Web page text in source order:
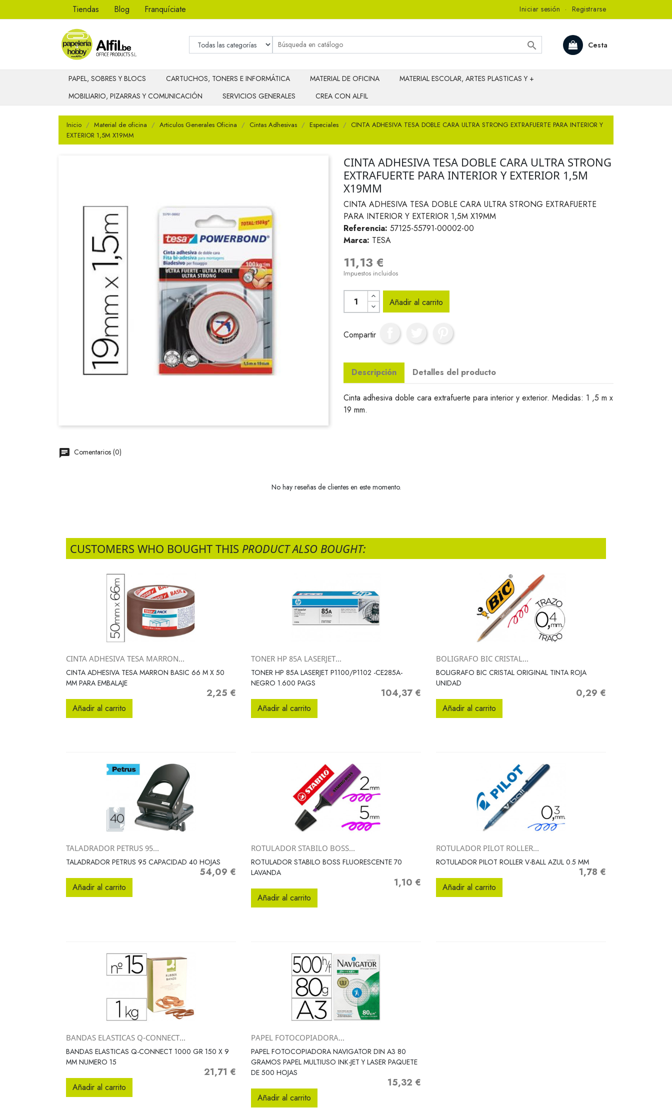
Tiendas Blog Franquíciate Iniciar sesión · Registrarse
Cesta

PAPEL, SOBRES Y BLOCS CARTUCHOS, TONERS E INFORMÁTICA MATERIAL DE OFICINA
MATERIAL ESCOLAR, ARTES PLASTICAS Y +
MOBILIARIO, PIZARRAS Y COMUNICACIÓN
SERVICIOS GENERALES CREA CON ALFIL
Inicio Material de oficina Articulos Generales Oficina Cintas Adhesivas Especiales
CINTA ADHESIVA TESA DOBLE CARA ULTRA STRONG EXTRAFUERTE PARA INTERIOR Y
EXTERIOR 1,5M X19MM
CINTA ADHESIVA TESA DOBLE CARA ULTRA STRONG
EXTRAFUERTE PARA INTERIOR Y EXTERIOR 1,5M
X19MM
CINTA ADHESIVA TESA DOBLE CARA ULTRA STRONG EXTRAFUERTE
PARA INTERIOR Y EXTERIOR 1,5M X19MM
Referencia: 57125-55791-00002-00
Marca: TESA
11,13 €
Impuestos incluidos
Añadir al carrito
Compartir
Descripción Detalles del producto
Cinta adhesiva doble cara extrafuerte para interior y exterior. Medidas: 1 ,5 m x
19 mm.
Comentarios (0)
No hay reseñas de clientes en este momento.
CUSTOMERS WHO BOUGHT THIS PRODUCT ALSO BOUGHT:
 Vista rápida
CINTA ADHESIVA TESA MARRON...
CINTA ADHESIVA TESA MARRON BASIC 66 M X 50
MM PARA EMBALAJE
Precio
2,25 €
Añadir al carrito
Vista rápida
TONER HP 85A LASERJET...
TONER HP 85A LASERJET P1100/P1102 -CE285A-
NEGRO 1.600 PAGS
Precio
104,37 €
Añadir al carrito
Vista rápida
BOLIGRAFO BIC CRISTAL...
BOLIGRAFO BIC CRISTAL ORIGINAL TINTA ROJA
UNIDAD
Precio
0,29 €
Añadir al carrito
 Vista rápida
TALADRADOR PETRUS 95...
TALADRADOR PETRUS 95 CAPACIDAD 40 HOJAS
Precio
54,09 €
Añadir al carrito
 Vista rápida
ROTULADOR STABILO BOSS...
ROTULADOR STABILO BOSS FLUORESCENTE 70
LAVANDA
Precio
1,10 €
Añadir al carrito
Vista rápida
ROTULADOR PILOT ROLLER...
ROTULADOR PILOT ROLLER V-BALL AZUL 0.5 MM
Precio
1,78 €
Añadir al carrito
 Vista rápida
BANDAS ELASTICAS Q-CONNECT...
BANDAS ELASTICAS Q-CONNECT 1000 GR 150 X 9
MM NUMERO 15
Precio
21,71 €
Añadir al carrito
Vista rápida
PAPEL FOTOCOPIADORA...
PAPEL FOTOCOPIADORA NAVIGATOR DIN A3 80
GRAMOS PAPEL MULTIUSO INK-JET Y LASER PAQUETE
DE 500 HOJAS
Precio
15,32 €
Añadir al carrito